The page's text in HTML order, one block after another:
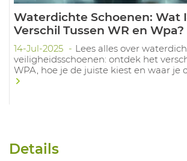
Waterdichte Schoenen: Wat
Verschil Tussen WR en Wpa?
14-Jul-2025
Lees alles over
veiligheidsschoenen: ontdek het
WPA, hoe je de juiste kiest en waar je
Details